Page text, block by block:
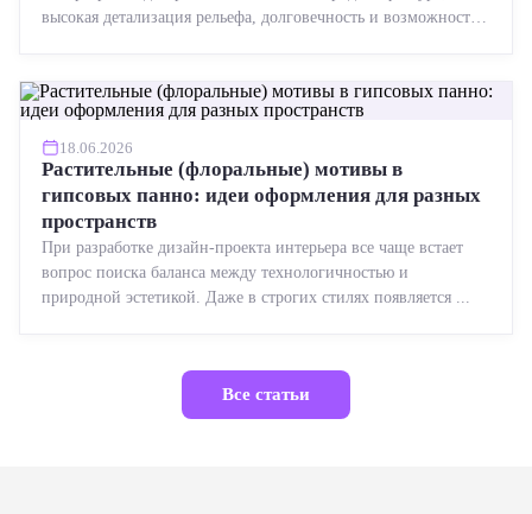
высокая детализация рельефа, долговечность и возможность
18.06.2026
Растительные (флоральные) мотивы в
гипсовых панно: идеи оформления для разных
пространств
При разработке дизайн-проекта интерьера все чаще встает
вопрос поиска баланса между технологичностью и
природной эстетикой. Даже в строгих стилях появляется ...
Все статьи